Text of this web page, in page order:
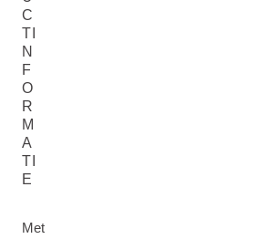
C
TI
N
F
O
R
M
A
TI
E
Met